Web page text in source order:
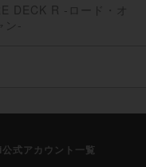
DECK R -ロード・オ
ン-
式アカウント一覧